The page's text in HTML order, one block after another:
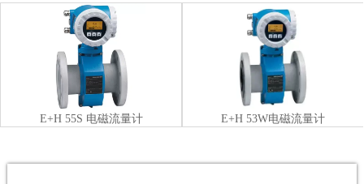
E+H 55S 电磁流量计 E+H 53W电磁流量计